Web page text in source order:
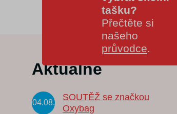
tašku?
Přečtěte si
našeho
průvodce.
Aktuálně
04.08.
SOUTĚŽ se značkou
Oxybag